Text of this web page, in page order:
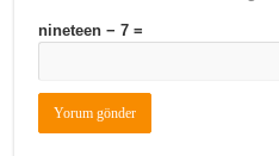
nineteen − 7 =